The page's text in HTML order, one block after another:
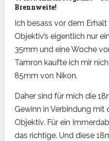
Brennweite!
Ich besass vor dem
Objektiv’s eigentlich nur
35mm und eine Woche
Tamron kaufte ich mir
85mm von Nikon.
Daher sind für mich die
Gewinn in Verbindung
Objektiv. Für ein
das richtige. Und diese